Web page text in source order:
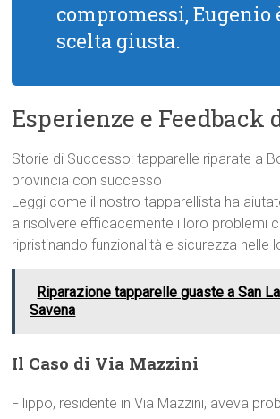
compromessi, Eugenio
scelta giusta.
Esperienze e Feedback
Storie di Successo: tapparelle riparate a
provincia con successo
Leggi come il nostro tapparellista ha
a risolvere efficacemente i loro problemi
ripristinando funzionalità e sicurezza nelle
Riparazione tapparelle guaste a San
Savena
Il Caso di Via Mazzini
Filippo, residente in Via Mazzini, aveva